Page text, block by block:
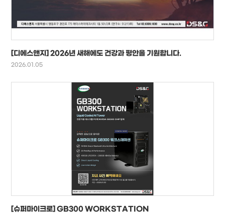
[디에스앤지] 2026년 새해에도 건강과 평안을 기원합니다.
2026.01.05
[슈퍼마이크로] GB300 WORKSTATION